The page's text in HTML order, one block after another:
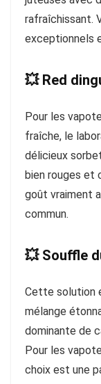
rafraîchissant.
exceptionnels
💥 Red
Pour les
fraîche, le
délicieux
bien rouges et
goût vraiment
commun.
💥 Souffle
Cette solution
mélange
dominante de
Pour les
choix est une